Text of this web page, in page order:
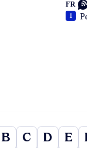
FR
1
B C D E